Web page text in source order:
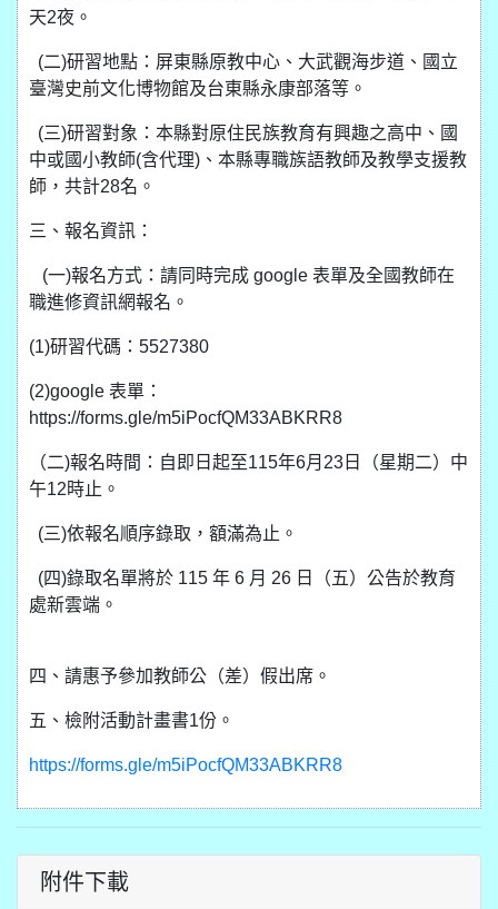
天2夜。
(二)研習地點：屏東縣原教中心、大武觀海步道、國立
臺灣史前文化博物館及台東縣永康部落等。
(三)研習對象：本縣對原住民族教育有興趣之高中、國
中或國小教師(含代理)、本縣專職族語教師及教學支援教
師，共計28名。
三、報名資訊：
(一)報名方式：請同時完成 google 表單及全國教師在
職進修資訊網報名。
(1)研習代碼：5527380
(2)google 表單：
https://forms.gle/m5iPocfQM33ABKRR8
（二)報名時間：自即日起至115年6月23日（星期二）中
午12時止。
(三)依報名順序錄取，額滿為止。
(四)錄取名單將於 115 年 6 月 26 日（五）公告於教育
處新雲端。
四、請惠予參加教師公（差）假出席。
五、檢附活動計畫書1份。
https://forms.gle/m5iPocfQM33ABKRR8
附件下載